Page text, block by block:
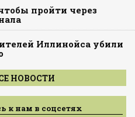
пройти через
Иллинойса убили
НОВОСТИ
к нам в соцсетях